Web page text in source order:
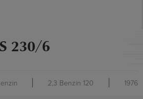
230/6
2,3 Benzin 120 1976